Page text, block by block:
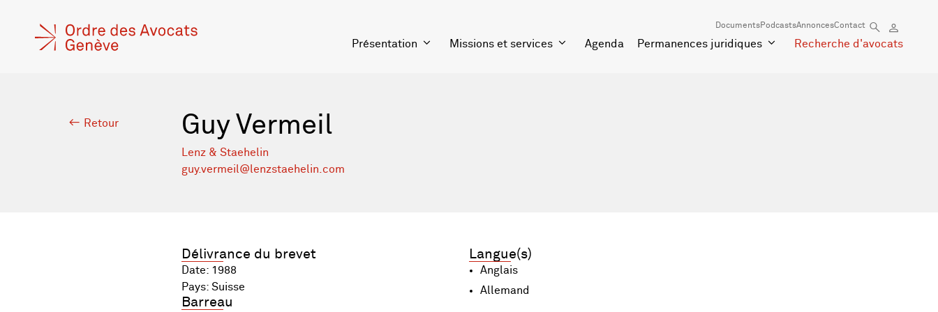
DocumentsPodcastsAnnoncesContact
Présentation Missions et services Agenda Permanences juridiques Recherche d'avocats
Retour Guy Vermeil
Lenz & Staehelin
guy.vermeil@lenzstaehelin.com
Délivrance du brevet
Date: 1988
Pays: Suisse
Barreau
Langue(s)
Anglais
Allemand